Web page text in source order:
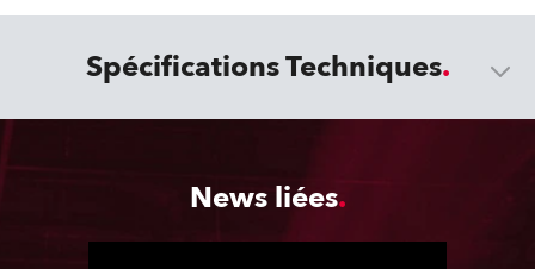
Spécifications Techniques
News liées